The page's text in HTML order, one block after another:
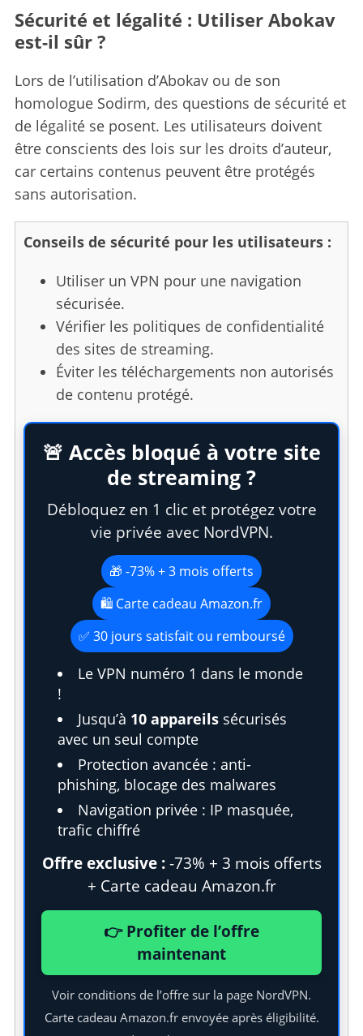
Sécurité et légalité : Utiliser Abokav
est-il sûr ?
Lors de l’utilisation d’Abokav ou de son
homologue Sodirm, des questions de sécurité et
de légalité se posent. Les utilisateurs doivent
être conscients des lois sur les droits d’auteur,
car certains contenus peuvent être protégés
sans autorisation.
Conseils de sécurité pour les utilisateurs :
Utiliser un VPN pour une navigation
sécurisée.
Vérifier les politiques de confidentialité
des sites de streaming.
Éviter les téléchargements non autorisés
de contenu protégé.
🚨 Accès bloqué à votre site
de streaming ?
Débloquez en 1 clic et protégez votre
vie privée avec NordVPN.
🎁 -73% + 3 mois offerts
🛍️ Carte cadeau Amazon.fr
✅ 30 jours satisfait ou remboursé
Le VPN numéro 1 dans le monde
!
Jusqu’à 10 appareilssécurisés
avec un seul compte
Protection avancée : anti-
phishing, blocage des malwares
Navigation privée : IP masquée,
trafic chiffré
Offre exclusive :-73% + 3 mois offerts
+ Carte cadeau Amazon.fr
👉 Profiter de l’offre
maintenant
Voir conditions de l’offre sur la page NordVPN.
Carte cadeau Amazon.fr envoyée après éligibilité.
r